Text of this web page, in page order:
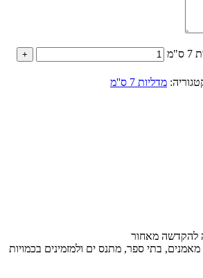
מדליות 7 ס''מ
להקדשה מאחור
בתי ספר, מתנס ים ולמזמינים בכמויות